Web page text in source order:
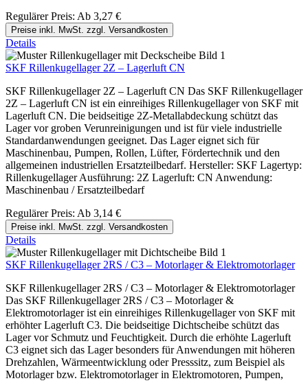
Regulärer Preis: Ab 3,27 €
Preise inkl. MwSt. zzgl. Versandkosten
Details
SKF Rillenkugellager 2Z – Lagerluft CN
SKF Rillenkugellager 2Z – Lagerluft CN Das SKF Rillenkugellager
2Z – Lagerluft CN ist ein einreihiges Rillenkugellager von SKF mit
Lagerluft CN. Die beidseitige 2Z-Metallabdeckung schützt das
Lager vor groben Verunreinigungen und ist für viele industrielle
Standardanwendungen geeignet. Das Lager eignet sich für
Maschinenbau, Pumpen, Rollen, Lüfter, Fördertechnik und den
allgemeinen industriellen Ersatzteilbedarf. Hersteller: SKF Lagertyp:
Rillenkugellager Ausführung: 2Z Lagerluft: CN Anwendung:
Maschinenbau / Ersatzteilbedarf
Regulärer Preis: Ab 3,14 €
Preise inkl. MwSt. zzgl. Versandkosten
Details
SKF Rillenkugellager 2RS / C3 – Motorlager & Elektromotorlager
SKF Rillenkugellager 2RS / C3 – Motorlager & Elektromotorlager
Das SKF Rillenkugellager 2RS / C3 – Motorlager &
Elektromotorlager ist ein einreihiges Rillenkugellager von SKF mit
erhöhter Lagerluft C3. Die beidseitige Dichtscheibe schützt das
Lager vor Schmutz und Feuchtigkeit. Durch die erhöhte Lagerluft
C3 eignet sich das Lager besonders für Anwendungen mit höheren
Drehzahlen, Wärmeentwicklung oder Presssitz, zum Beispiel als
Motorlager bzw. Elektromotorlager in Elektromotoren, Pumpen,